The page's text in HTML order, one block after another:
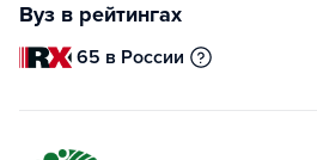
Вуз в рейтингах
65 в России